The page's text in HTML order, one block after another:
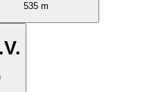
535 m